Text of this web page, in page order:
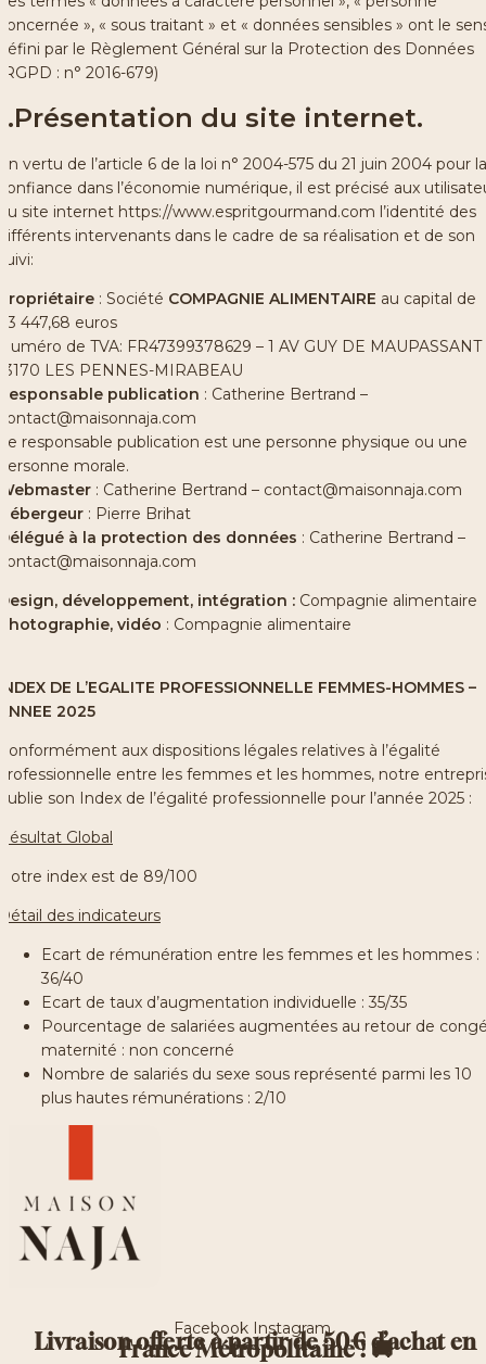
», « sous traitant » et « données sensibles » ont le
par le Règlement Général sur la Protection des Données
: n° 2016-679)
du site internet.
vertu de l’article 6 de la loi n° 2004-575 du 21 juin 2004 pour la
dans l’économie numérique, il est précisé aux
site internet https://www.espritgourmand.com l’identité des
intervenants dans le cadre de sa réalisation et de son
: Société COMPAGNIE ALIMENTAIRE au capital de
447,68 euros
de TVA: FR47399378629 – 1 AV GUY DE MAUPASSANT
LES PENNES-MIRABEAU
publication : Catherine Bertrand –
responsable publication est une personne physique ou une
morale.
: Catherine Bertrand – contact@maisonnaja.com
: Pierre Brihat
à la protection des données : Catherine Bertrand –
développement, intégration : Compagnie alimentaire
vidéo : Compagnie alimentaire
DE L’EGALITE PROFESSIONNELLE FEMMES-HOMMES –
2025
aux dispositions légales relatives à l’égalité
entre les femmes et les hommes, notre
son Index de l’égalité professionnelle pour l’année 2025 :
Global
index est de 89/100
des indicateurs
Ecart de rémunération entre les femmes et les hommes :
36/40
Ecart de taux d’augmentation individuelle : 35/35
Pourcentage de salariées augmentées au retour de
maternité : non concerné
Nombre de salariés du sexe sous représenté parmi les 10
plus hautes rémunérations : 2/10
Facebook Instagram
Livraison offerte à partir de 50€ d’achat en
France Métropolitaine ! 🚚